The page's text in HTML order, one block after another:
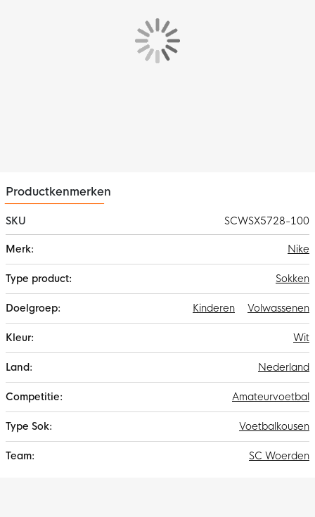
Productkenmerken
SKU
SCWSX5728-100
informatie
Nike
Sokken
Volwassenen
Kinderen
Wit
Nederland
Amateurvoetbal
Voetbalkousen
SC Woerden